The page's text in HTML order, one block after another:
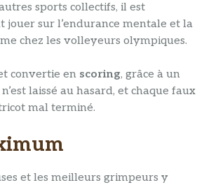
sports collectifs, il est
jouer sur l’endurance mentale et la
chez les volleyeurs olympiques.
convertie en scoring, grâce à un
laissé au hasard, et chaque faux
mal terminé.
et les meilleurs grimpeurs y